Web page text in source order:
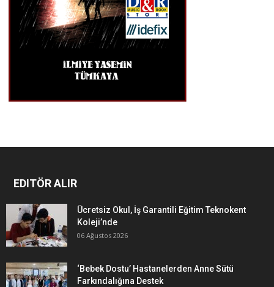
EDITÖR ALIR
Ücretsiz Okul, İş Garantili Eğitim Teknokent
Koleji’nde
06 Ağustos 2026
‘Bebek Dostu’ Hastanelerden Anne Sütü
Farkındalığına Destek